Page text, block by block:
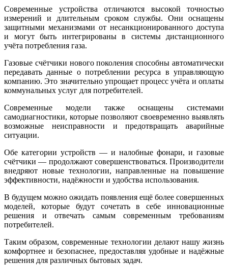
Современные устройства отличаются высокой точностью
измерений и длительным сроком службы. Они оснащены
защитными механизмами от несанкционированного доступа
и могут быть интегрированы в системы дистанционного
учёта потребления газа.
Газовые счётчики нового поколения способны автоматически
передавать данные о потреблении ресурса в управляющую
компанию. Это значительно упрощает процесс учёта и оплаты
коммунальных услуг для потребителей.
Современные модели также оснащены системами
самодиагностики, которые позволяют своевременно выявлять
возможные неисправности и предотвращать аварийные
ситуации.
Обе категории устройств — и налобные фонари, и газовые
счётчики — продолжают совершенствоваться. Производители
внедряют новые технологии, направленные на повышение
эффективности, надёжности и удобства использования.
В будущем можно ожидать появления ещё более совершенных
моделей, которые будут сочетать в себе инновационные
решения и отвечать самым современным требованиям
потребителей.
Таким образом, современные технологии делают нашу жизнь
комфортнее и безопаснее, предоставляя удобные и надёжные
решения для различных бытовых задач.